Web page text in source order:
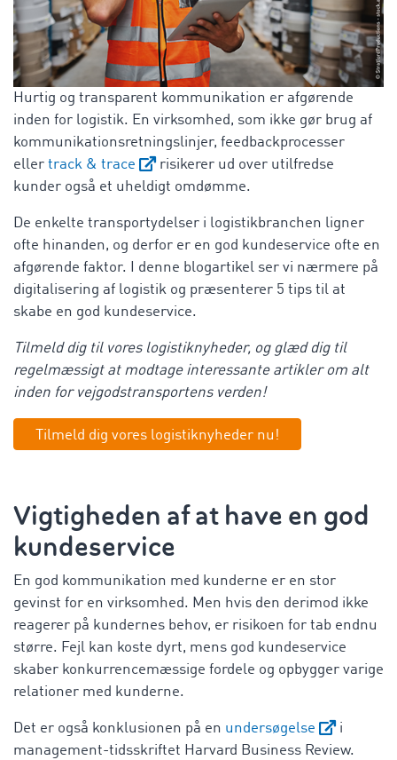
Hurtig og transparent kommunikation er afgørende
inden for logistik. En virksomhed, som ikke gør brug af
kommunikationsretningslinjer, feedbackprocesser
eller track & trace
risikerer ud over utilfredse
kunder også et uheldigt omdømme.
De enkelte transportydelser i logistikbranchen ligner
ofte hinanden, og derfor er en god kundeservice ofte en
afgørende faktor. I denne blogartikel ser vi nærmere på
digitalisering af logistik og præsenterer 5 tips til at
skabe en god kundeservice.
Tilmeld dig til vores logistiknyheder, og glæd dig til
regelmæssigt at modtage interessante artikler om alt
inden for vejgodstransportens verden!
Tilmeld dig vores logistiknyheder nu!
Vigtigheden af at have en god
kundeservice
En god kommunikation med kunderne er en stor
gevinst for en virksomhed. Men hvis den derimod ikke
reagerer på kundernes behov, er risikoen for tab endnu
større. Fejl kan koste dyrt, mens god kundeservice
skaber konkurrencemæssige fordele og opbygger varige
relationer med kunderne.
Det er også konklusionen på en undersøgelse
i
management-tidsskriftet Harvard Business Review.